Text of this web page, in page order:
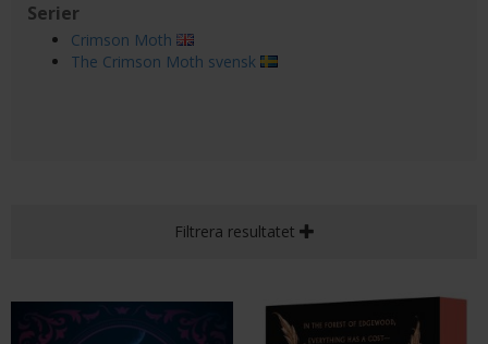
Serier
Crimson Moth
The Crimson Moth svensk
Filtrera resultatet